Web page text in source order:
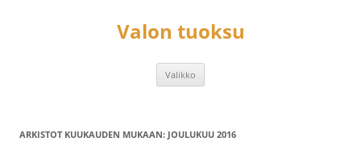
Valon tuoksu
Valikko
ARKISTOT KUUKAUDEN MUKAAN: JOULUKUU 2016